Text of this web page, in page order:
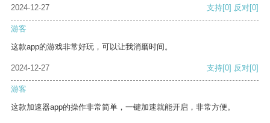
2024-12-27
支持[0] 反对[0]
游客
这款app的游戏非常好玩，可以让我消磨时间。
2024-12-27 支持[0] 反对[0]
游客
这款加速器app的操作非常简单，一键加速就能开启，非常方便。